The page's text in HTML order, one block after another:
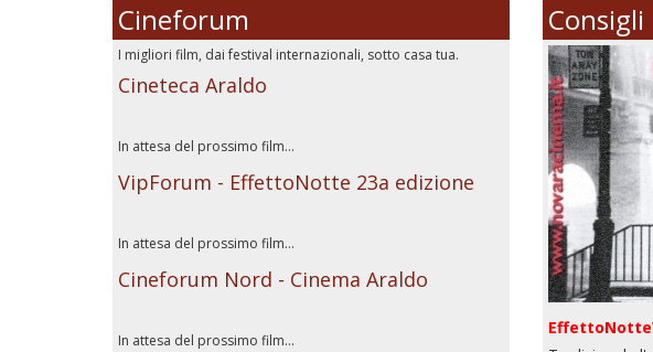
Cineforum
I migliori film, dai festival internazionali, sotto casa tua.
Cineteca Araldo
In attesa del prossimo film...
VipForum - EffettoNotte 23a edizione
In attesa del prossimo film...
Cineforum Nord - Cinema Araldo
In attesa del prossimo film...
Consigli